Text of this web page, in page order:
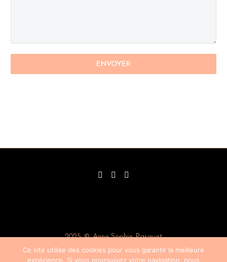
2025 © Anne-Sophie Pasquet
Mentions Légales
Ce site utilise des cookies pour vous garantir la meilleure
expérience. Si vous poursuivez votre navigation, nous